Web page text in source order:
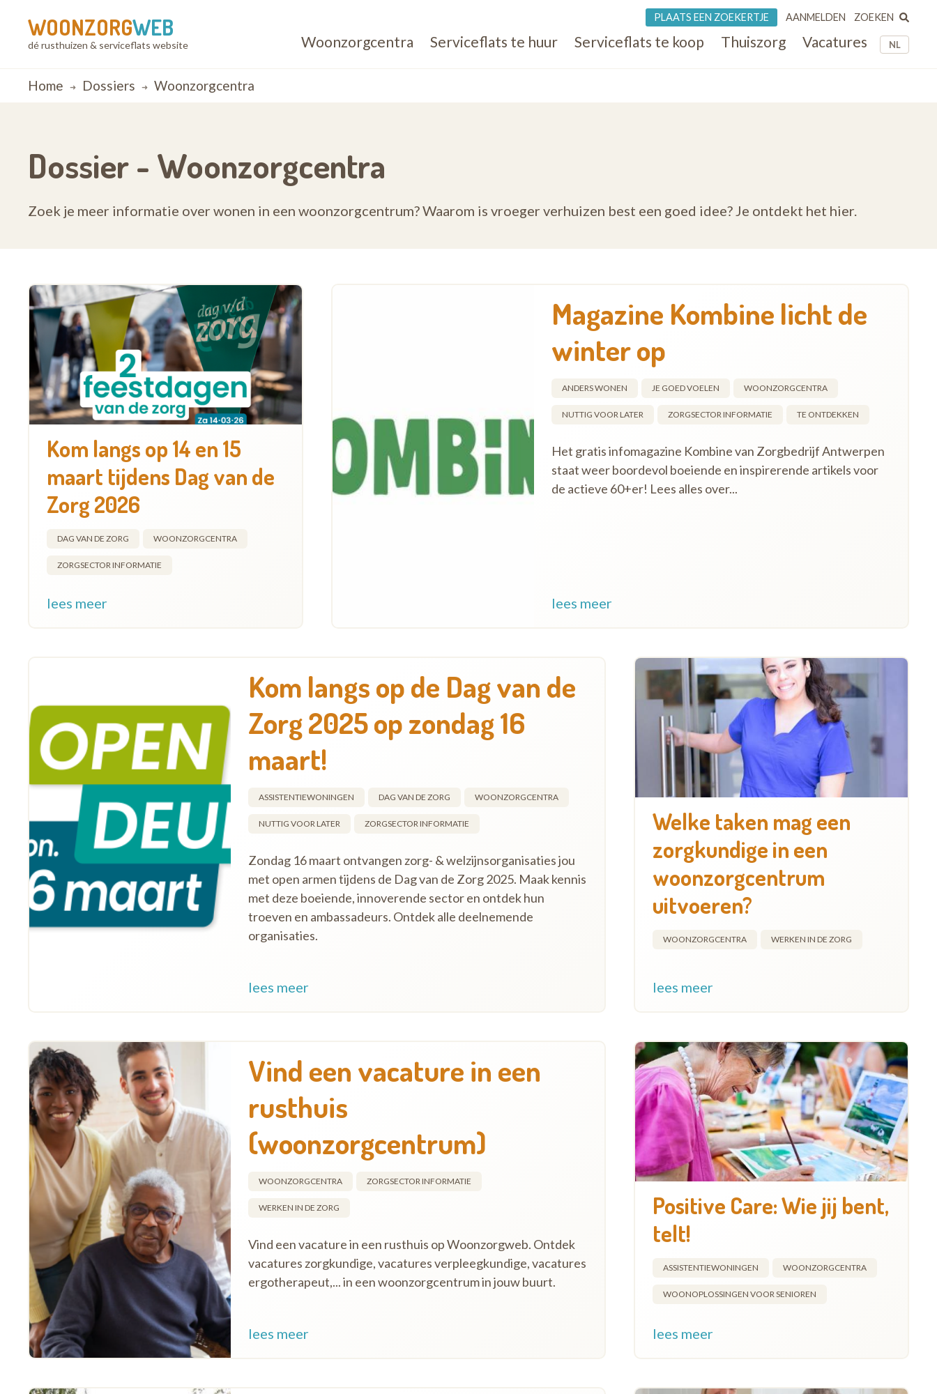
WOONZORGWEB
dé rusthuizen & serviceflats website NL
Woonzorgcentra Serviceflats te huur Serviceflats te koop Thuiszorg Vacatures
PLAATS EEN ZOEKERTJE AANMELDEN ZOEKEN
Breadcrumb
Home Dossiers Woonzorgcentra
Dossier - Woonzorgcentra
Zoek je meer informatie over wonen in een woonzorgcentrum? Waarom is vroeger verhuizen best een goed idee? Je ontdekt het hier.
Kom langs op 14 en 15
maart tijdens Dag van de
Zorg 2026
DAG VAN DE ZORG WOONZORGCENTRA
ZORGSECTOR INFORMATIE
lees meer
Magazine Kombine licht de
winter op
ANDERS WONEN JE GOED VOELEN WOONZORGCENTRA
NUTTIG VOOR LATER ZORGSECTOR INFORMATIE TE ONTDEKKEN
Het gratis infomagazine Kombine van Zorgbedrijf Antwerpen
staat weer boordevol boeiende en inspirerende artikels voor
de actieve 60+er! Lees alles over...
lees meer
Kom langs op de Dag van de
Zorg 2025 op zondag 16
maart!
ASSISTENTIEWONINGEN DAG VAN DE ZORG WOONZORGCENTRA
NUTTIG VOOR LATER ZORGSECTOR INFORMATIE
Zondag 16 maart ontvangen zorg- & welzijnsorganisaties jou
met open armen tijdens de Dag van de Zorg 2025. Maak kennis
met deze boeiende, innoverende sector en ontdek hun
troeven en ambassadeurs. Ontdek alle deelnemende
organisaties.
lees meer
Vind een vacature in een
rusthuis
(woonzorgcentrum)
WOONZORGCENTRA ZORGSECTOR INFORMATIE
WERKEN IN DE ZORG
Vind een vacature in een rusthuis op Woonzorgweb. Ontdek
vacatures zorgkundige, vacatures verpleegkundige, vacatures
ergotherapeut,... in een woonzorgcentrum in jouw buurt.
lees meer
Welke taken mag een
zorgkundige in een
woonzorgcentrum
uitvoeren?
WOONZORGCENTRA WERKEN IN DE ZORG
lees meer
Positive Care: Wie jij bent,
telt!
ASSISTENTIEWONINGEN WOONZORGCENTRA
WOONOPLOSSINGEN VOOR SENIOREN
lees meer